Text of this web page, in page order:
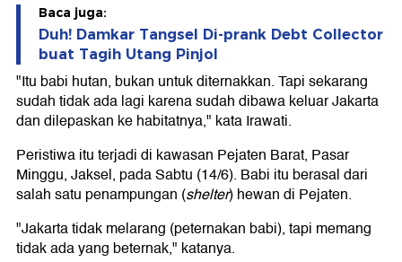
Baca juga:
Duh! Damkar Tangsel Di-prank Debt Collector
buat Tagih Utang Pinjol
"Itu babi hutan, bukan untuk diternakkan. Tapi sekarang
sudah tidak ada lagi karena sudah dibawa keluar Jakarta
dan dilepaskan ke habitatnya," kata Irawati.
Peristiwa itu terjadi di kawasan Pejaten Barat, Pasar
Minggu, Jaksel, pada Sabtu (14/6). Babi itu berasal dari
salah satu penampungan (shelter) hewan di Pejaten.
"Jakarta tidak melarang (peternakan babi), tapi memang
tidak ada yang beternak," katanya.